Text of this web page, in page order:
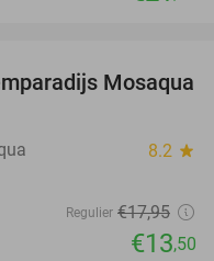
25%
Mosaqua
8.2 star
Regulier €17,95
€13,50